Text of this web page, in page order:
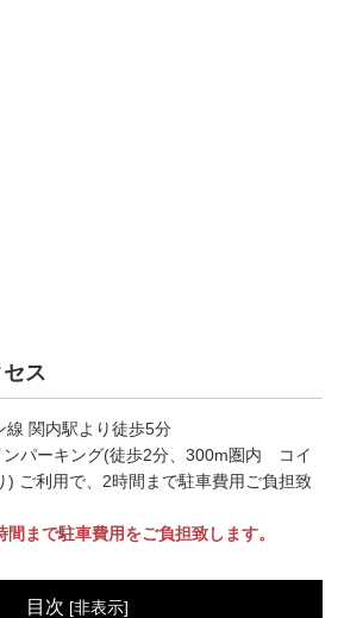
ス
線 関内駅より徒歩5分
パーキング(徒歩2分、300m圏内 コイ
) ご利用で、2時間まで駐車費用ご負担致
まで駐車費用をご負担致します。
目次 [非表示]